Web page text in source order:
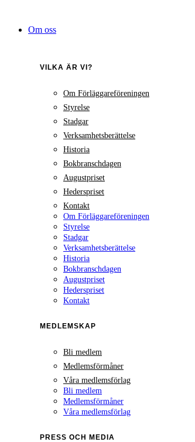
innehållOm oss
VILKA ÄR VI?
Om Förläggareföreningen
Styrelse
Stadgar
Verksamhetsberättelse
Historia
Bokbranschdagen
Augustpriset
Hederspriset
Kontakt
Om Förläggareföreningen
Styrelse
Stadgar
Verksamhetsberättelse
Historia
Bokbranschdagen
Augustpriset
Hederspriset
Kontakt
MEDLEMSKAP
Bli medlem
Medlemsförmåner
Våra medlemsförlag
Bli medlem
Medlemsförmåner
Våra medlemsförlag
PRESS OCH MEDIA